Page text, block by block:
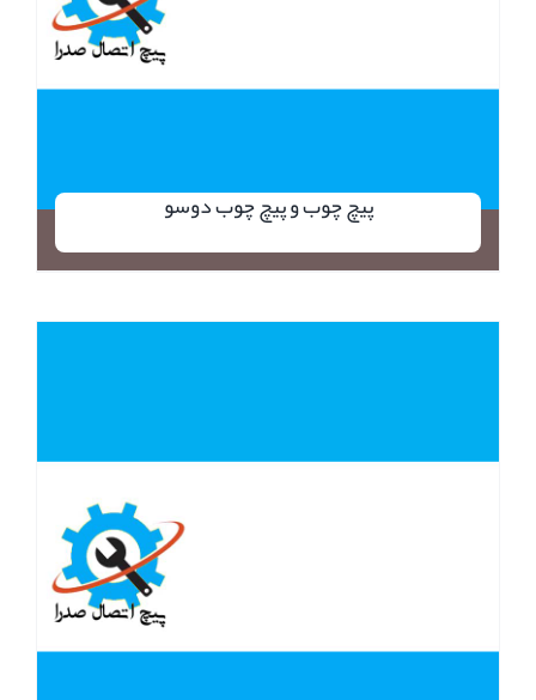
پیچ چوب و پیچ چوب دوسو